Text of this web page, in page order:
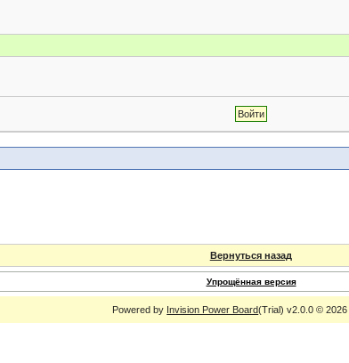
Вернуться назад
Упрощённая версия
Powered by Invision Power Board(Trial) v2.0.0 © 2026